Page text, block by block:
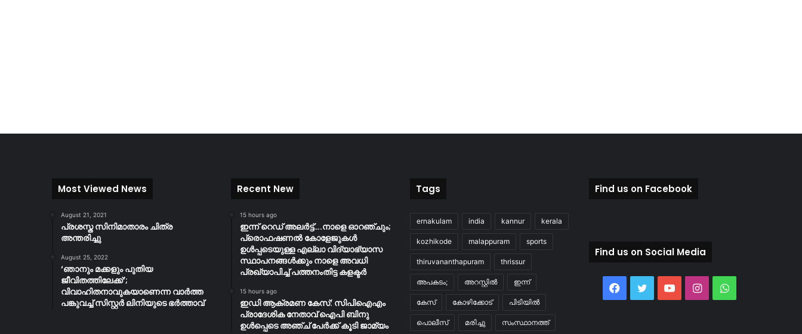
Most Viewed News
August 21, 2021
പ്രശസ്ത സിനിമാതാരം ചിത്ര
അന്തരിച്ചു
August 25, 2022
‘ഞാനും മക്കളും പുതിയ
ജീവിതത്തിലേക്ക്’;
വിവാഹിതനാവുകയാണെന്ന വാർത്ത
പങ്കുവച്ച് സിസ്റ്റർ ലിനിയുടെ ഭർത്താവ്
Recent New
15 hours ago
ഇന്ന് റെഡ് അലർട്ട്….നാളെ ഓറഞ്ചും;
പ്രൊഫഷണൽ കോളേജുകൾ
ഉൾപ്പടെയുള്ള എല്ലാ വിദ്യാഭ്യാസ
സ്ഥാപനങ്ങൾക്കും നാളെ അവധി
പ്രഖ്യാപിച്ച് പത്തനംതിട്ട കളക്ടർ
15 hours ago
ഇഡി ആക്രമണ കേസ്: സിപിഐഎം
പ്രാദേശിക നേതാവ് ഐപി ബിനു
ഉൾപ്പെടെ അഞ്ച് പേർക്ക് കൂടി ജാമ്യം
Tags
ernakulam india kannur kerala
kozhikode malappuram sports
thiruvananthapuram thrissur
അപകടം; അറസ്റ്റിൽ ഇന്ന്
കേസ് കോഴിക്കോട് പിടിയിൽ
പൊലീസ് മരിച്ചു സംസ്ഥാനത്ത്
Find us on Facebook
Find us on Social Media
Facebook
TwitterYouTubeInstagramWhatsApp